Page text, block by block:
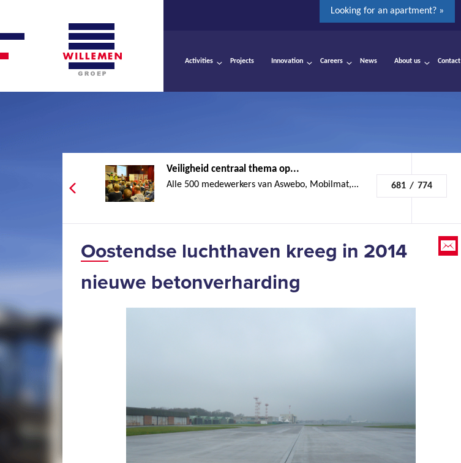
Looking for an apartment? »
Activities Projects Innovation Careers News About us Contact
Veiligheid centraal thema op...
Alle 500 medewerkers van Aswebo, Mobilmat,... 681 / 774
Oostendse luchthaven kreeg in 2014
nieuwe betonverharding